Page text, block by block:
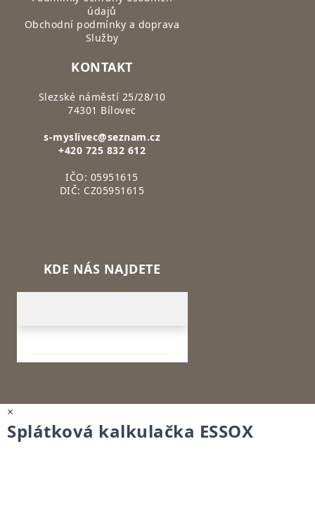
údajů
Obchodní podmínky a doprava
Služby
KONTAKT
Slezské náměstí 25/28/10
74301 Bílovec
s-myslivec@seznam.cz
+420 725 832 612
IČO: 05951615
DIČ: CZ05951615
KDE NÁS NAJDETE
×
Splátková kalkulačka ESSOX